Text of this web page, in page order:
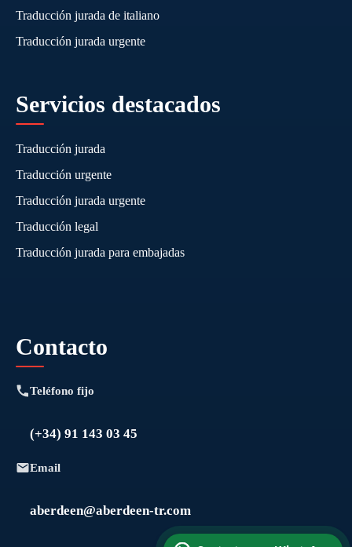
Traducción jurada de italiano
Traducción jurada urgente
Servicios destacados
Traducción jurada
Traducción urgente
Traducción jurada urgente
Traducción legal
Traducción jurada para embajadas
Contacto
Teléfono fijo
(+34) 91 143 03 45
Email
aberdeen@aberdeen-tr.com